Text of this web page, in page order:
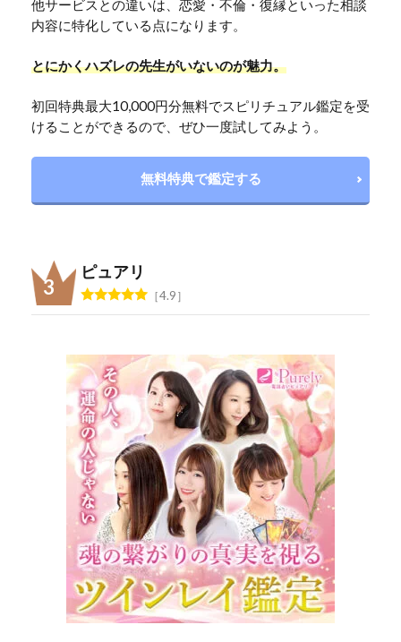
他サービスとの違いは、恋愛・不倫・復縁といった相談
内容に特化している点になります。
とにかくハズレの先生がいないのが魅力。
初回特典最大10,000円分無料でスピリチュアル鑑定を受
けることができるので、ぜひ一度試してみよう。
無料特典で鑑定する
ピュアリ
4.9